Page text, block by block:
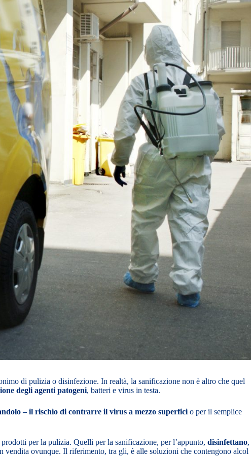
di pulizia o disinfezione. In realtà, la sanificazione non è altro che quel
degli agenti patogeni, batteri e virus in testa.
– il rischio di contrarre il virus a mezzo superfici o per il semplice
per la pulizia. Quelli per la sanificazione, per l’appunto, disinfettano,
ovunque. Il riferimento, tra gli, è alle soluzioni che contengono alcol